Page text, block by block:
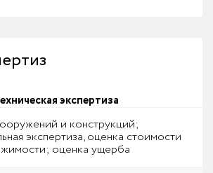
экспертиза
и конструкций;
экспертиза, оценка стоимости
оценка ущерба